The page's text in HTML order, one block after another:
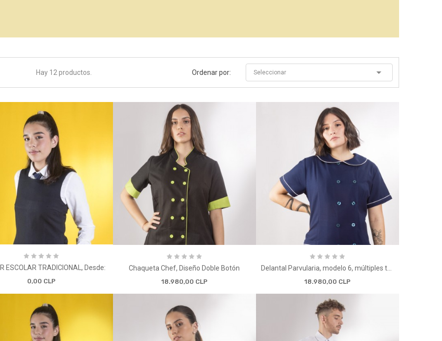
Hay 12 productos. Ordenar por: Seleccionar 
ESCOLAR TRADICIONAL, Desde:
0,00 CLP
Chaqueta Chef, Diseño Doble Botón
18.980,00 CLP
Delantal Parvularia, modelo 6, múltiples tallas
18.980,00 CLP